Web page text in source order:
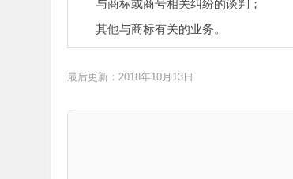
与商标或商号相关纠纷的谈判；
其他与商标有关的业务。
最后更新：2018年10月13日